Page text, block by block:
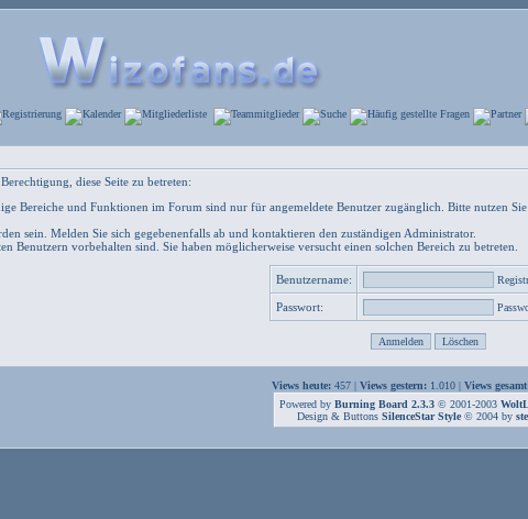
diese Seite zu betreten:
Bereiche und Funktionen im Forum sind nur für angemeldete Benutzer zugänglich. Bitte nutzen
sein. Melden Sie sich gegebenenfalls ab und kontaktieren den zuständigen Administrator.
Benutzern vorbehalten sind. Sie haben möglicherweise versucht einen solchen Bereich zu betreten.
Benutzername:
Passwort:
Views heute: 457 | Views gestern: 1.010 | Views
Powered by Burning Board 2.3.3© 2001-2003
Design & Buttons SilenceStar Style © 2004 by